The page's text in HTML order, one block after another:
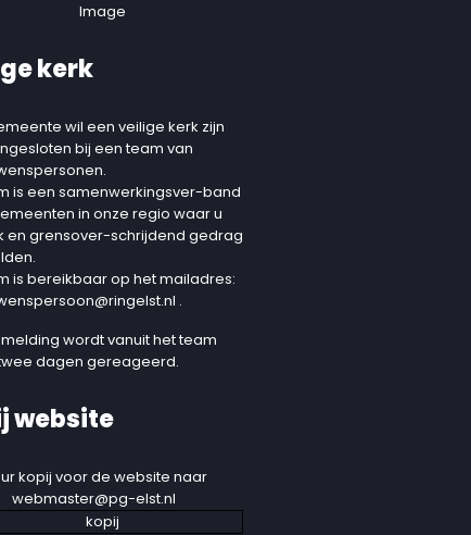
kerk
wil een veilige kerk zijn
bij een team van
is een samenwerkingsver-band
in onze regio waar u
en grensover-schrijdend gedrag
is bereikbaar op het mailadres:
.
wordt vanuit het team
dagen gereageerd.
website
kopij voor de website naar
webmaster@pg-elst.nl